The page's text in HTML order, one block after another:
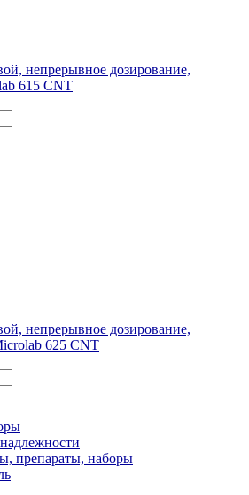
непрерывное дозирование,
615 CNT
непрерывное дозирование,
625 CNT
препараты, наборы